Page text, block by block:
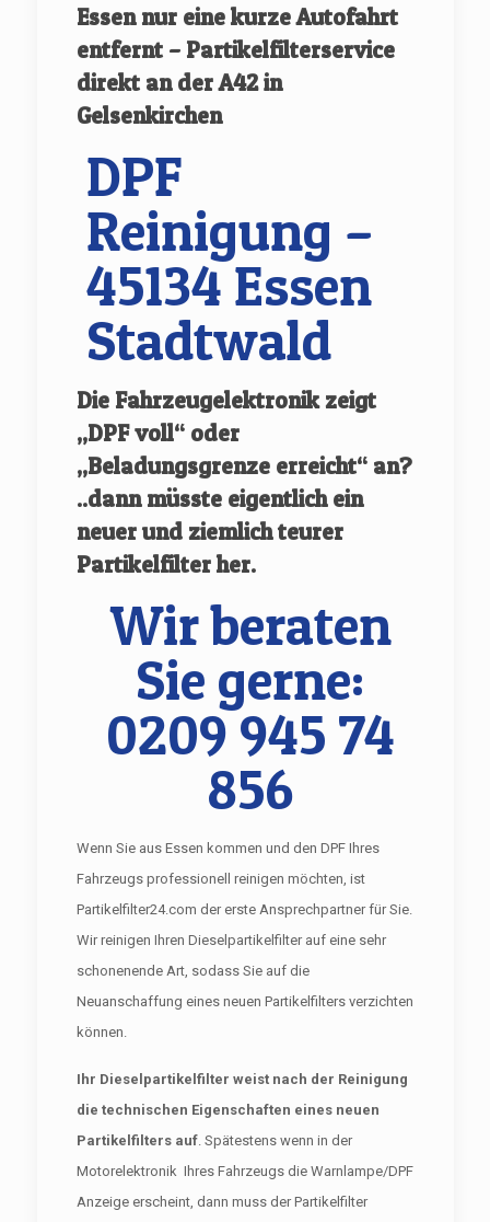
Essen nur eine kurze Autofahrt
entfernt – Partikelfilterservice
direkt an der A42 in
Gelsenkirchen
DPF
Reinigung –
45134 Essen
Stadtwald
Die Fahrzeugelektronik zeigt
„DPF voll“ oder
„Beladungsgrenze erreicht“ an?
..dann müsste eigentlich ein
neuer und ziemlich teurer
Partikelfilter her.
Wir beraten
Sie gerne:
0209 945 74
856
Wenn Sie aus Essen kommen und den DPF Ihres
Fahrzeugs professionell reinigen möchten, ist
Partikelfilter24.com der erste Ansprechpartner für Sie.
Wir reinigen Ihren Dieselpartikelfilter auf eine sehr
schonenende Art, sodass Sie auf die
Neuanschaffung eines neuen Partikelfilters verzichten
können.
Ihr Dieselpartikelfilter weist nach der Reinigung
die technischen Eigenschaften eines neuen
Partikelfilters auf. Spätestens wenn in der
Motorelektronik Ihres Fahrzeugs die Warnlampe/DPF
Anzeige erscheint, dann muss der Partikelfilter